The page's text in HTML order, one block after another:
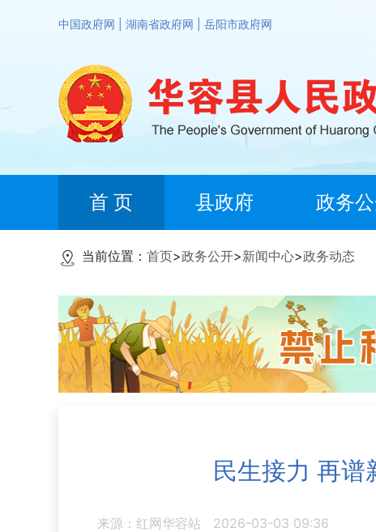
中国政府网 湖南省政府网 岳阳市政府网
首 页 县政府 政务
当前位置： 首页>政务公开>新闻中心>政务动态
民生接力 再
来源：红网华容站 2026-03-03 09:36